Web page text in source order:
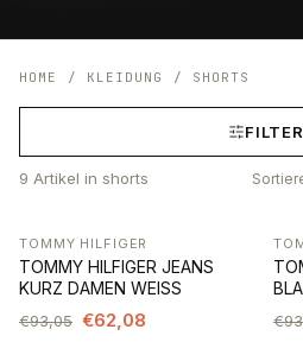
HOME / KLEIDUNG / SHORTS
FILTER
9 Artikel in shorts
-33%
TOMMY HILFIGER
TOMMY HILFIGER JEANS
KURZ DAMEN WEISS
€93,05 €62,08
-